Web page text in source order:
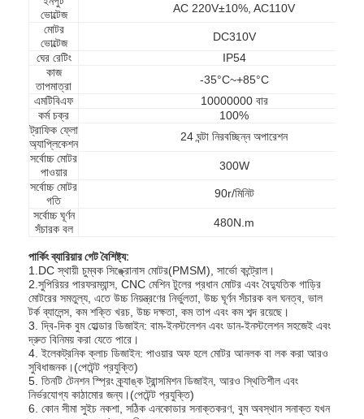
ভোল্টেজ
AC 220V±10%, AC110V
মোটর
ভোল্টেজ
DC310V
ঘের রেটিং
IP54
কাজ
তাপমাত্রা
-35°C~+85°C
এমটিবিএফ
10000000 বার
কর্ম চক্র
100%
ট্রাফিক ফ্লো
অ্যাপ্লিকেশন
24 ঘন্টা নিরবচ্ছিন্ন অপারেশন
সর্বোচ্চ মোটর
পাওয়ার
300W
সর্বোচ্চ মোটর
গতি
90r/মিনিট
সর্বোচ্চ ঘূর্ণন
সঁচারক বল
480N.m
পার্কিং ব্যারিয়ার গেট বৈশিষ্ট্য:
1.DC স্থায়ী চুম্বক সিঙ্ক্রোনাস মোটর(PMSM), সার্ভো কন্ট্রোল।
2.সুপিরিয়র পারফরম্যান্স, CNC মেশিন টুলের প্রধান মোটর এবং বৈদ্যুতিক গাড়ির
মোটরের সমতুল্য, এতে উচ্চ নিয়ন্ত্রণের নির্ভুলতা, উচ্চ ঘূর্ণন সঁচারক বল ঘনত্ব, ভাল
টর্ক ব্যালেন্স, কম শক্তি খরচ, উচ্চ দক্ষতা, কম তাপ এবং কম শব্দ রয়েছে।
3. দ্বি-দিক বুম হোল্ডার ডিজাইন: বাম-ইনস্টলেশন এবং ডান-ইনস্টলেশন সহজেই এবং
দ্রুত বিনিময় করা যেতে পারে।
4. ইলেকট্রনিক ক্লাচ ডিজাইন: পাওয়ার অফ হলে মোটর আনলক বা লক করা আরও
সুবিধাজনক।(পেটেন্ট প্রযুক্তি)
5. তিনটি টেনশন স্প্রিং ক্র্যাঙ্ক ট্রান্সমিশন ডিজাইন, আরও স্থিতিশীল এবং
নির্ভরযোগ্য কাঠামোর জন্য।(পেটেন্ট প্রযুক্তি)
6. কোন সীমা সুইচ নকশা, সঠিক এনকোডার সনাক্তকরণ, বুম অবস্থান সনাক্ত যখন